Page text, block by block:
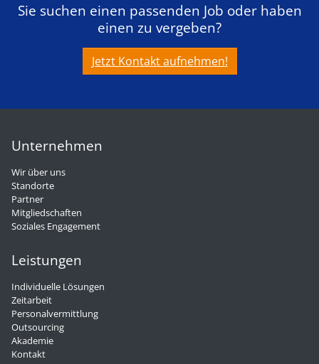
Sie suchen einen passenden Job oder haben
einen zu vergeben?
Jetzt Kontakt aufnehmen!
Unternehmen
Wir über uns
Standorte
Partner
Mitgliedschaften
Soziales Engagement
Leistungen
Individuelle Lösungen
Zeitarbeit
Personalvermittlung
Outsourcing
Akademie
Kontakt